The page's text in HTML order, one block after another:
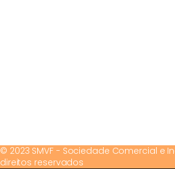
© 2023 SMVF - Sociedade Comercial e
direitos reservados